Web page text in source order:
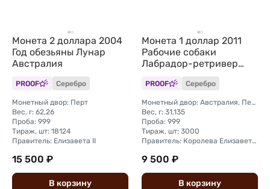
Монета 2 доллара 2004
Год обезьяны Лунар
Австралия
PROOF Серебро
Монетный двор: Перт
Вес, г: 62,26
Проба: 999
Тираж, шт: 18124
Правитель: Елизавета II
15 500 ₽
В корзину
Монета 1 доллар 2011
Рабочие собаки
Лабрадор-ретривер
PROOF Серебро
Монетный двор: Австралия, Перт
Вес, г: 31,135
Проба: 999
Тираж, шт: 3000
Правитель: Королева Елизавета II (1976 - 2024)
9 500 ₽
В корзину